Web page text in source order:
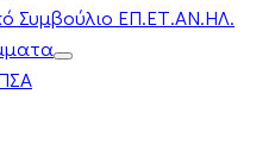
Συμβούλιο ΕΠ.ΕΤ.ΑΝ.ΗΛ.